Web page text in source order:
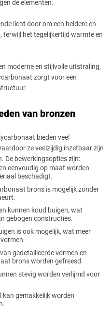
de elementen.
licht door om een heldere en
terwijl het tegelijkertijd warmte en
moderne en stijlvolle uitstraling,
zorgt voor een
van bronzen
bieden veel
ze veelzijdig inzetbaar zijn
De bewerkingsopties zijn:
eenvoudig op maat worden
beschadigt.
brons is mogelijk zonder
kunnen koud buigen, wat
gebogen constructies.
is ook mogelijk, wat meer
gedetailleerde vormen en
brons worden gefreesd.
stevig worden verlijmd voor
kan gemakkelijk worden